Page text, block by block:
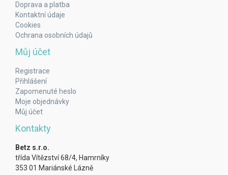
Doprava a platba
Kontaktní údaje
Cookies
Ochrana osobních údajů
Můj účet
Registrace
Přihlášení
Zapomenuté heslo
Moje objednávky
Můj účet
Kontakty
Betz s.r.o.
třída Vítězství 68/4, Hamrníky
353 01 Mariánské Lázně